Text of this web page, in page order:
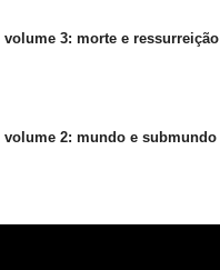
3: morte e ressurreição
2: mundo e submundo